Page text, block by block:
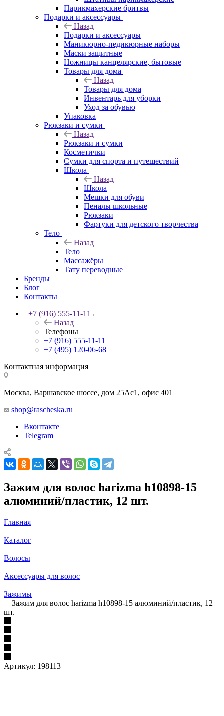
Парикмахерские бритвы
Подарки и аксессуары
Назад
Подарки и аксессуары
Маникюрно-педикюрные наборы
Маски защитные
Ножницы канцелярские, бытовые
Товары для дома
Назад
Товары для дома
Инвентарь для уборки
Уход за обувью
Упаковка
Рюкзаки и сумки
Назад
Рюкзаки и сумки
Косметички
Сумки для спорта и путешествий
Школа
Назад
Школа
Мешки для обуви
Пеналы школьные
Рюкзаки
Фартуки для детского творчества
Тело
Назад
Тело
Массажёры
Тату переводные
Бренды
Блог
Контакты
+7 (916) 555-11-11
Назад
Телефоны
+7 (916) 555-11-11
+7 (495) 120-06-68
Контактная информация
Москва, Варшавское шоссе, дом 25Аc1, офис 401
shop@rascheska.ru
Вконтакте
Telegram
Зажим для волос harizma h10898-15
алюминий/пластик, 12 шт.
Главная
—
Каталог
—
Волосы
—
Аксессуары для волос
—
Зажимы
—Зажим для волос harizma h10898-15 алюминий/пластик, 12
шт.
Артикул: 198113